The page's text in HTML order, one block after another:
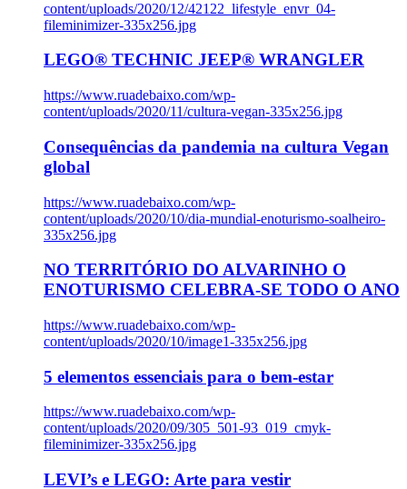
content/uploads/2020/12/42122_lifestyle_envr_04-
fileminimizer-335x256.jpg
LEGO® TECHNIC JEEP® WRANGLER
https://www.ruadebaixo.com/wp-
content/uploads/2020/11/cultura-vegan-335x256.jpg
Consequências da pandemia na cultura Vegan
global
https://www.ruadebaixo.com/wp-
content/uploads/2020/10/dia-mundial-enoturismo-soalheiro-
335x256.jpg
NO TERRITÓRIO DO ALVARINHO O
ENOTURISMO CELEBRA-SE TODO O ANO
https://www.ruadebaixo.com/wp-
content/uploads/2020/10/image1-335x256.jpg
5 elementos essenciais para o bem-estar
https://www.ruadebaixo.com/wp-
content/uploads/2020/09/305_501-93_019_cmyk-
fileminimizer-335x256.jpg
LEVI’s e LEGO: Arte para vestir